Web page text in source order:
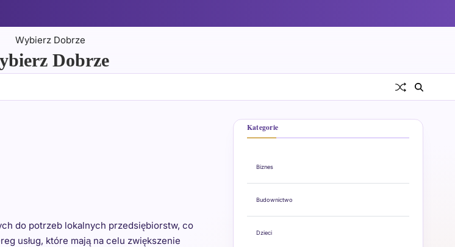
Dobrze
do potrzeb lokalnych przedsiębiorstw, co
usług, które mają na celu zwiększenie
Kategorie
Biznes
Budownictwo
Dzieci